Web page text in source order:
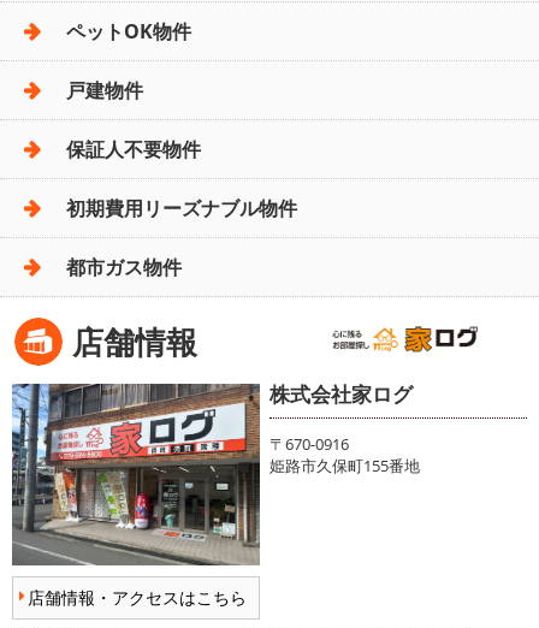
ペットOK物件
戸建物件
保証人不要物件
初期費用リーズナブル物件
都市ガス物件
店舗情報
店舗情報・アクセスはこちら
株式会社家ログ
〒670-0916
姫路市久保町155番地